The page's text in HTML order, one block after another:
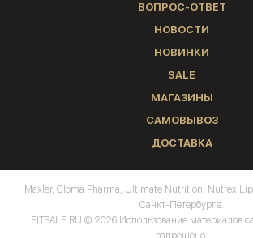
ВОПРОС-ОТВЕТ
НОВОСТИ
НОВИНКИ
SALE
МАГАЗИНЫ
САМОВЫВОЗ
ДОСТАВКА
Maxler, Cloma Pharma, Ultimate Nutrition, Nutrex
Санкт-Петербурге.
FITSALE.RU © 2026 Использование материалов
запрещено.